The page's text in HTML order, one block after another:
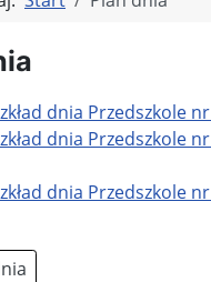
dnia Przedszkole
dnia Przedszkole
dnia Przedszkole
strona: Akty prawne